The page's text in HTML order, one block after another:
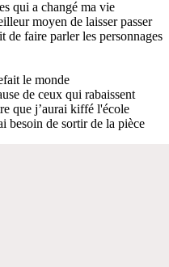
qui a changé ma vie
moyen de laisser passer
de faire parler les personnages
le monde
de ceux qui rabaissent
que j’aurai kiffé l'école
besoin de sortir de la pièce